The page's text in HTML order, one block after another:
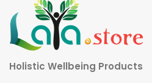
Holistic Wellbeing Products